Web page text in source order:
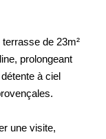
de 23m²
prolongeant
à ciel
une visite,